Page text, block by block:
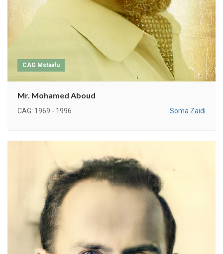
CAG Mstaafu
Mr. Mohamed Aboud
CAG: 1969 - 1996 Soma Zaidi